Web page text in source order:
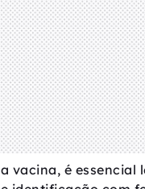
vacina, é essencial